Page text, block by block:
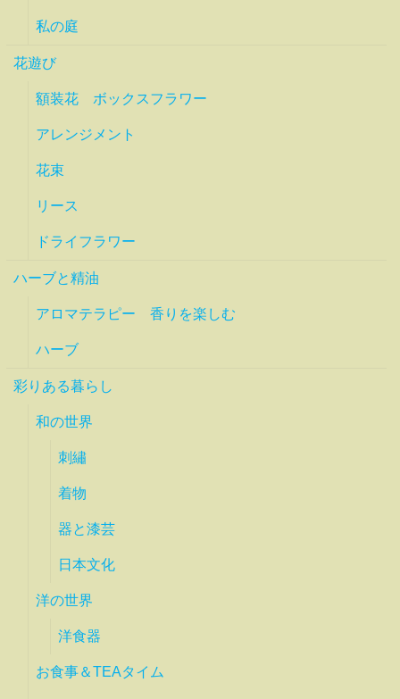
私の庭
花遊び
額装花 ボックスフラワー
アレンジメント
花束
リース
ドライフラワー
ハーブと精油
アロマテラピー 香りを楽しむ
ハーブ
彩りある暮らし
和の世界
刺繡
着物
器と漆芸
日本文化
洋の世界
洋食器
お食事＆TEAタイム